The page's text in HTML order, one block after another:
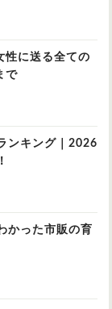
性に送る全ての
で
ンキング｜2026
かった市販の育